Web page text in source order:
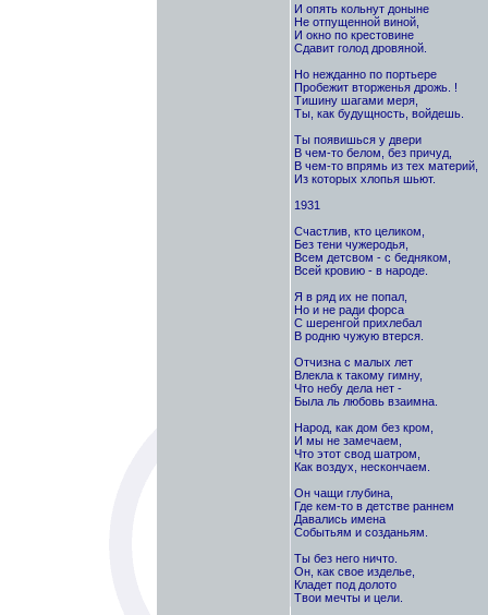
И опять кольнут доныне
Не отпущенной виной,
И окно по крестовине
Сдавит голод дровяной.
Но нежданно по портьере
Пробежит вторженья дрожь. !
Тишину шагами меря,
Ты, как будущность, войдешь.
Ты появишься у двери
В чем-то белом, без причуд,
В чем-то впрямь из тех материй,
Из которых хлопья шьют.
1931
Счастлив, кто целиком,
Без тени чужеродья,
Всем детсвом - с бедняком,
Всей кровию - в народе.
Я в ряд их не попал,
Но и не ради форса
С шеренгой прихлебал
В родню чужую втерся.
Отчизна с малых лет
Bлекла к такому гимну,
Что небу дела нет -
Была ль любовь взаимна.
Народ, как дом без кром,
И мы не замечаем,
Что этот свод шатром,
Как воздух, нескончаем.
Он чащи глубина,
Где кем-то в детстве раннем
Давались имена
Событьям и созданьям.
Ты без него ничто.
Он, как свое изделье,
Кладет под долото
Твои мечты и цели.